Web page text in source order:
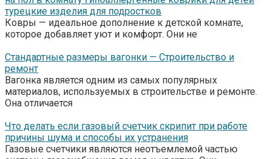
турецкие изделия для подростков
Ковры — идеальное дополнение к детской комнате,
которое добавляет уют и комфорт. Они не
Стандартные размеры вагонки — Строительство и
ремонт
Вагонка является одним из самых популярных
материалов, используемых в строительстве и ремонте.
Она отличается
Что делать если газовый счетчик скрипит при работе
причины шума и способы их устранения
Газовые счетчики являются неотъемлемой частью